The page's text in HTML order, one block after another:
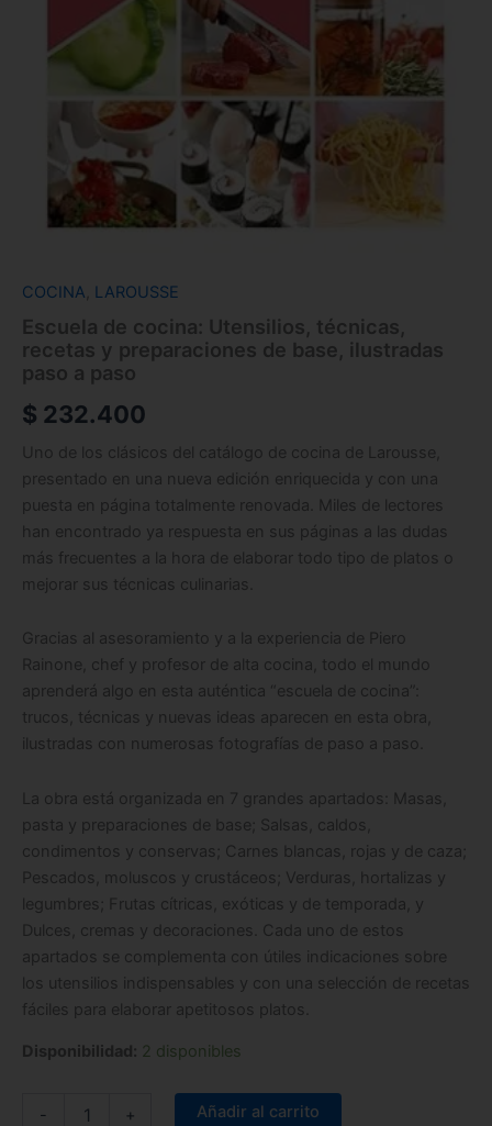
COCINA LAROUSSE
Escuela de cocina: Utensilios, técnicas,
recetas y preparaciones de base, ilustradas
paso a paso
$ 232.400
Uno de los clásicos del catálogo de cocina de Larousse
presentado en una nueva edición enriquecida y con una
puesta en página totalmente renovada.
Miles de lectores
han encontrado ya respuesta en sus páginas a las dudas
más frecuentes a la hora de elaborar todo tipo de platos o
mejorar sus técnicas culinarias.
Gracias al asesoramiento y a la experiencia de Piero
Rainone, chef y profesor de alta cocina , todo el mundo
aprenderá algo en esta auténtica “escuela de cocina”:
trucos, técnicas y nuevas ideas aparecen en esta obra,
ilustradas con numerosas fotografías de paso a paso.
La obra está organizada en 7 grandes apartados
: Masas,
pasta y preparaciones de base; Salsas, caldos,
condimentos y conservas; Carnes blancas, rojas y de caza;
Pescados, moluscos y crustáceos; Verduras, hortalizas y
legumbres; Frutas cítricas, exóticas y de temporada, y
Dulces, cremas y decoraciones. Cada uno de estos
apartados se complementa con útiles indicaciones sobre
los utensilios indispensables y con una selección de recetas
fáciles para elaborar apetitosos platos.
Disponibilidad: 2 disponibles
- + Añadir al carrito